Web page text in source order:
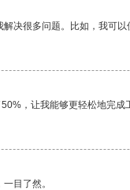
决很多问题。比如，我可以
，让我能够更轻松地完
目了然。